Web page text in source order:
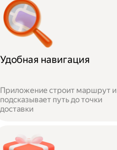
Удобная навигация
Приложение строит маршрут и
подсказывает путь до точки
доставки